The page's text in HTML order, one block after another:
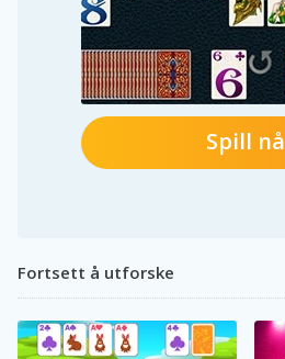
Spill nå
Fortsett å utforske